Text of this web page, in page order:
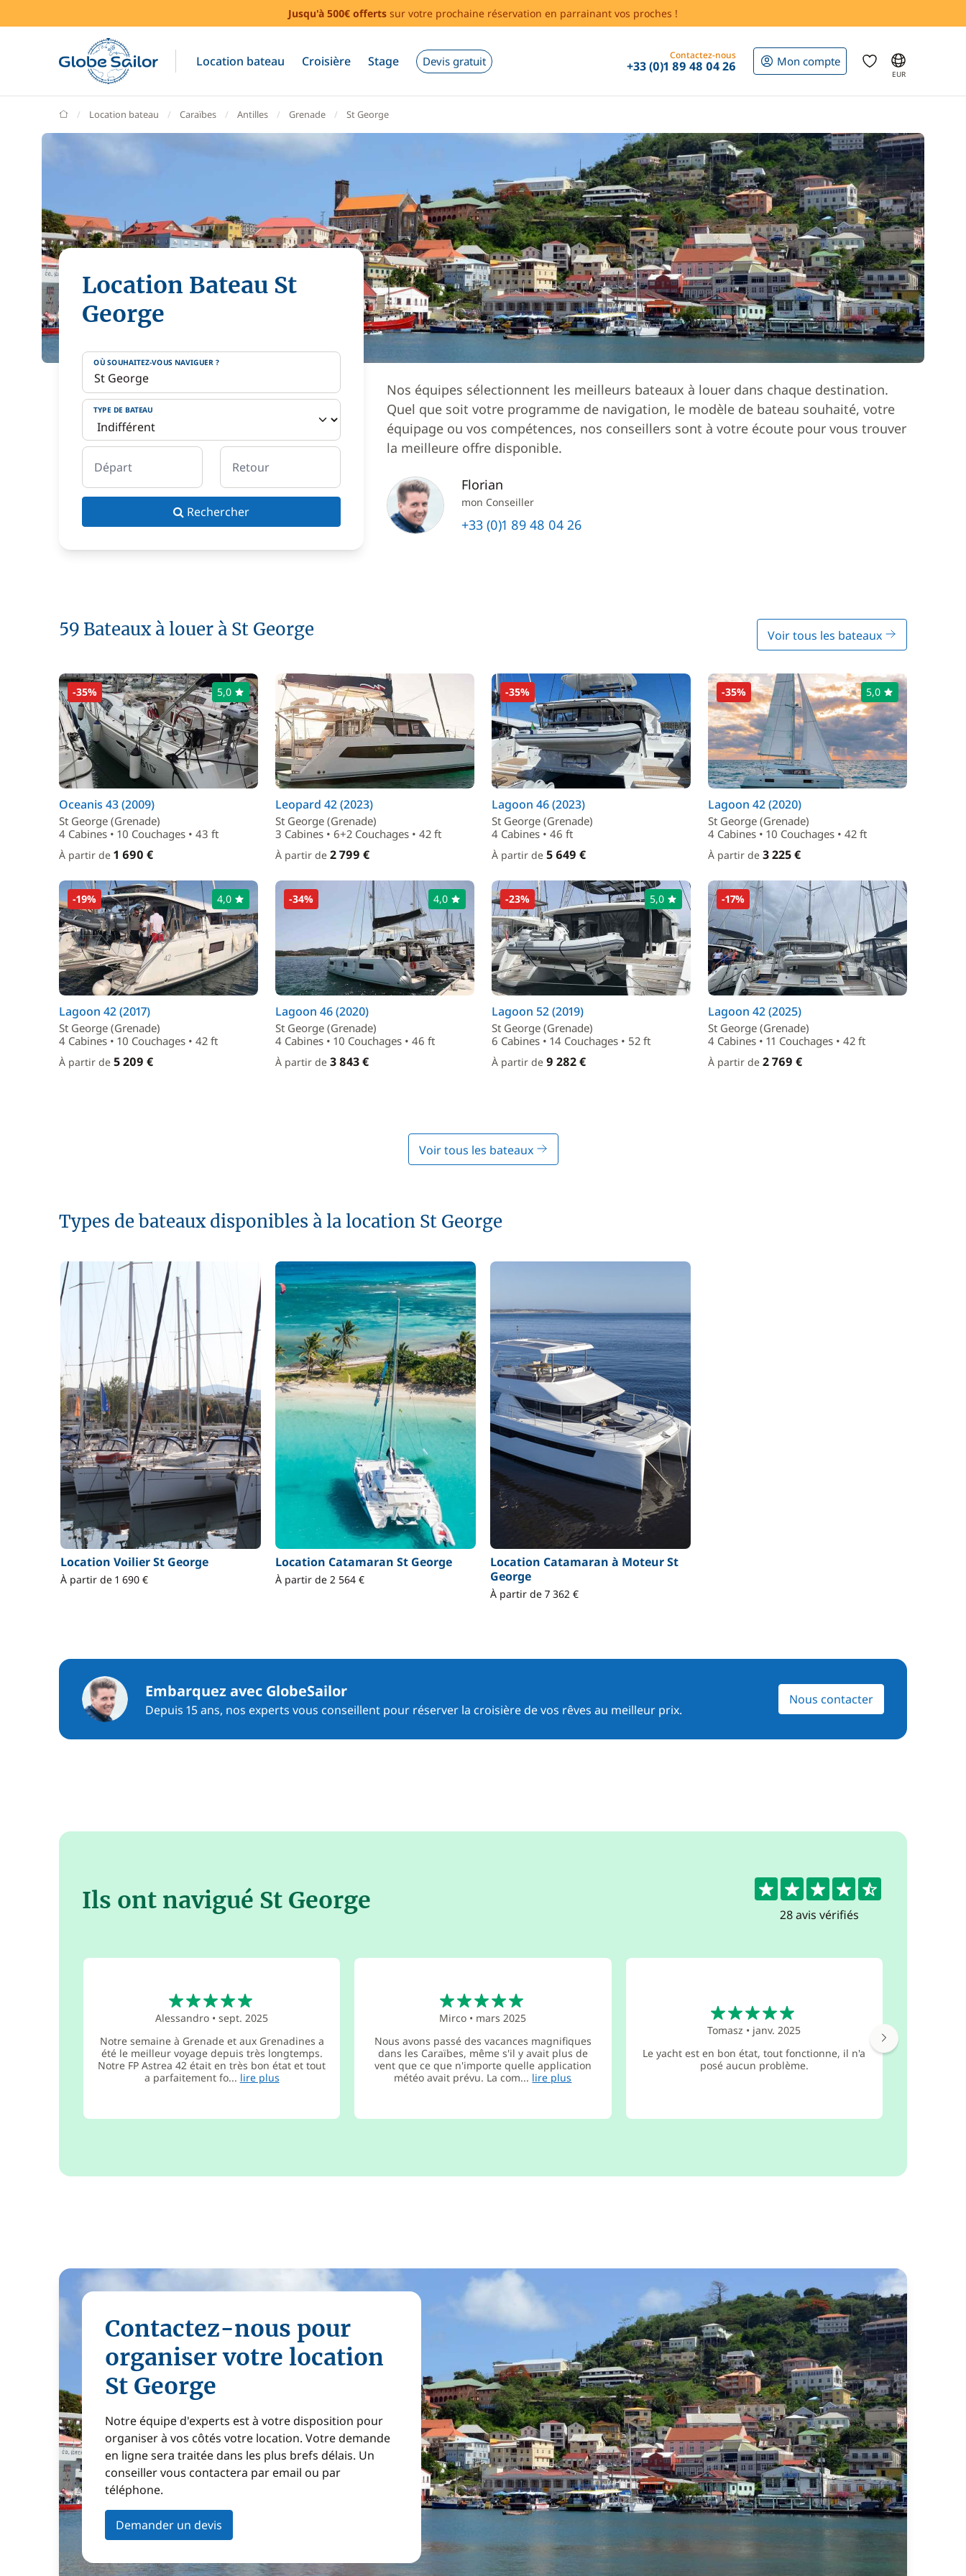
Jusqu'à 500€ offerts sur votre prochaine réservation en parrainant vos proches !
Location bateau Croisière Stage Devis gratuit Contactez-nous
+33 (0)1 89 48 04 26 Mon compte
EUR
GlobeSailor
Location bateau Caraïbes Antilles Grenade St George
Location Bateau St
George
OÙ SOUHAITEZ-VOUS NAVIGUER ?
TYPE DE BATEAU
Départ Retour
Rechercher
Nos équipes sélectionnent les meilleurs bateaux à louer dans chaque destination.
Quel que soit votre programme de navigation, le modèle de bateau souhaité, votre
équipage ou vos compétences, nos conseillers sont à votre écoute pour vous trouver
la meilleure offre disponible.
Florian
mon Conseiller
+33 (0)1 89 48 04 26
59 Bateaux à louer à St George Voir tous les bateaux
-35% 5,0
Oceanis 43 (2009)
St George (Grenade)
4 Cabines • 10 Couchages • 43 ft
À partir de 1 690 €
Leopard 42 (2023)
St George (Grenade)
3 Cabines • 6+2 Couchages • 42 ft
À partir de 2 799 €
-35%
Lagoon 46 (2023)
St George (Grenade)
4 Cabines • 46 ft
À partir de 5 649 €
-35% 5,0
Lagoon 42 (2020)
St George (Grenade)
4 Cabines • 10 Couchages • 42 ft
À partir de 3 225 €
-19% 4,0
Lagoon 42 (2017)
St George (Grenade)
4 Cabines • 10 Couchages • 42 ft
À partir de 5 209 €
-34% 4,0
Lagoon 46 (2020)
St George (Grenade)
4 Cabines • 10 Couchages • 46 ft
À partir de 3 843 €
-23% 5,0
Lagoon 52 (2019)
St George (Grenade)
6 Cabines • 14 Couchages • 52 ft
À partir de 9 282 €
-17%
Lagoon 42 (2025)
St George (Grenade)
4 Cabines • 11 Couchages • 42 ft
À partir de 2 769 €
Voir tous les bateaux
Types de bateaux disponibles à la location St George
Location Voilier St George
À partir de 1 690 €
Location Catamaran St George
À partir de 2 564 €
Location Catamaran à Moteur St
George
À partir de 7 362 €
Embarquez avec GlobeSailor
Depuis 15 ans, nos experts vous conseillent pour réserver la croisière de vos rêves au meilleur prix.
Nous contacter
4.8
28 avis vérifiés
Ils ont navigué St George
Alessandro •sept. 2025
Notre semaine à Grenade et aux Grenadines a
été le meilleur voyage depuis très longtemps.
Notre FP Astrea 42 était en très bon état et tout
a parfaitement fo... lire plus
Mirco • mars 2025
Nous avons passé des vacances magnifiques
dans les Caraïbes, même s'il y avait plus de
vent que ce que n'importe quelle application
météo avait prévu. La com... lire plus
Tomasz • janv. 2025
Le yacht est en bon état, tout fonctionne, il n'a
posé aucun problème.
Contactez-nous pour
organiser votre location
St George
Notre équipe d'experts est à votre disposition pour
organiser à vos côtés votre location. Votre demande
en ligne sera traitée dans les plus brefs délais. Un
conseiller vous contactera par email ou par
téléphone.
Demander un devis